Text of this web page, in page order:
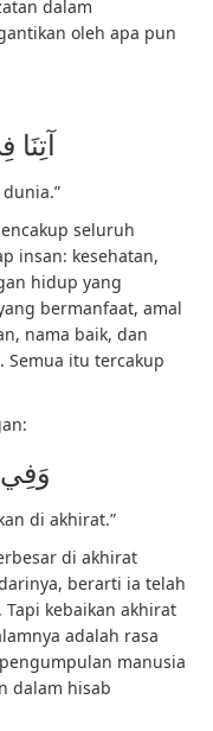
dalam
oleh apa pun
seluruh
insan: kesehatan,
hidup yang
bermanfaat, amal
nama baik, dan
Semua itu tercakup
di akhirat.”
di akhirat
berarti ia telah
kebaikan akhirat
adalah rasa
manusia
dalam hisab